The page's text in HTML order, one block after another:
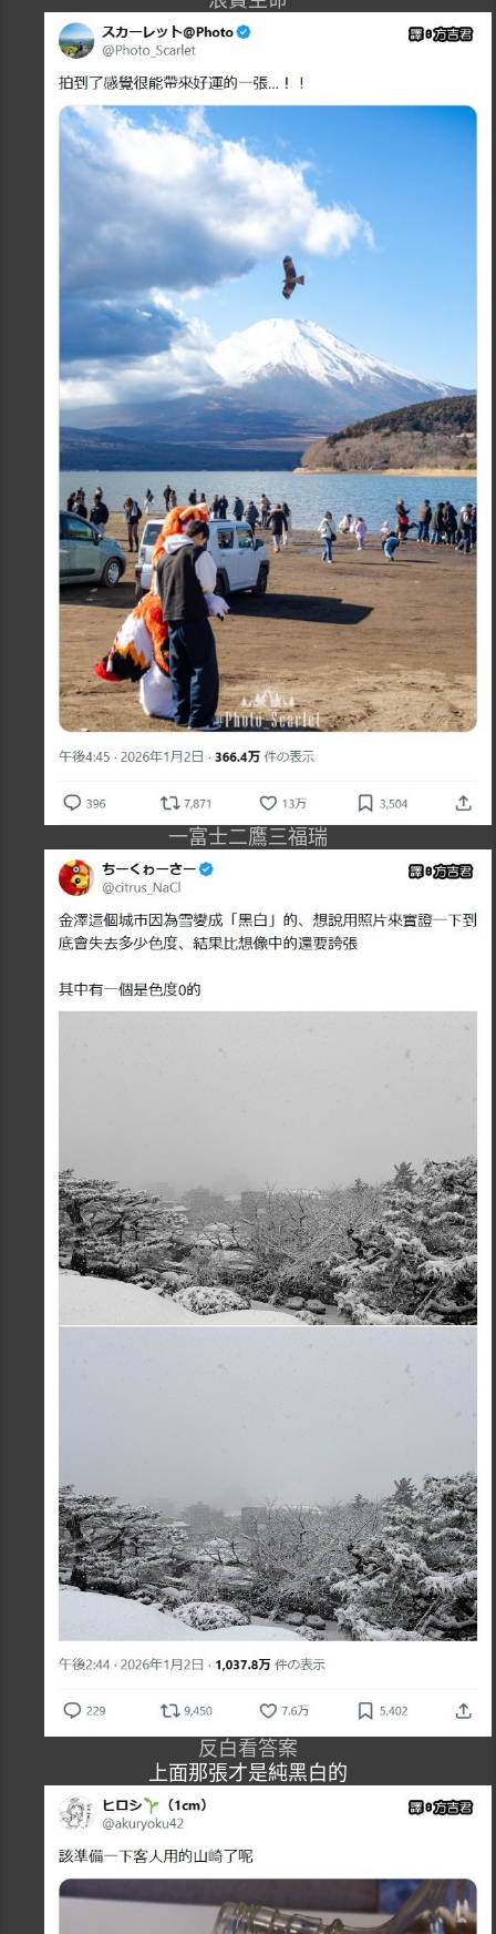
一富士二鷹三福瑞
反白看答案
上面那張才是純黑白的